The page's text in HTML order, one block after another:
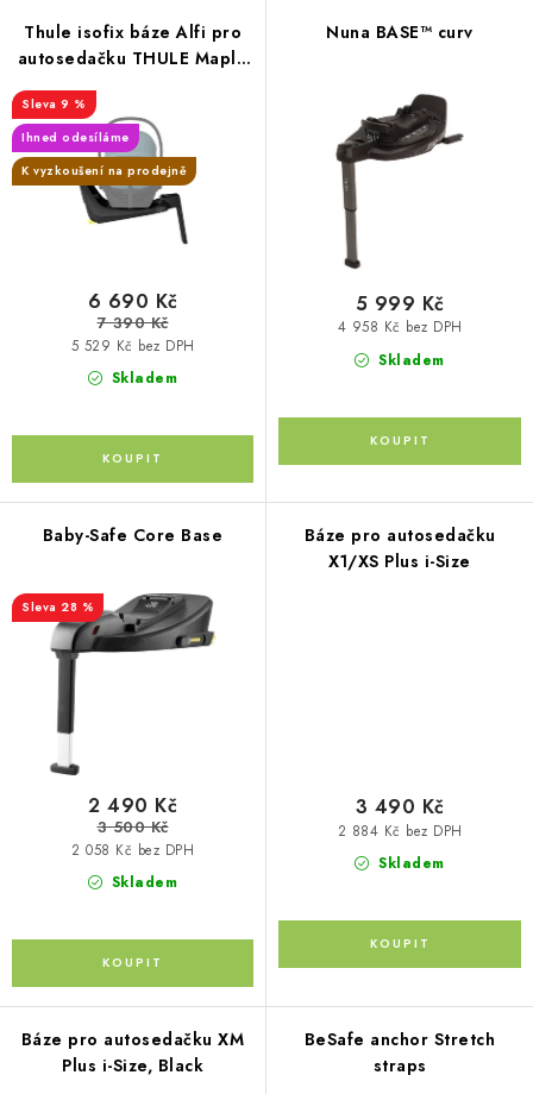
PŮJČOVNA
AKCE
PRO PSY
BOXY NA TAŽNÁ ZAŘÍZENÍ
OSTATNÍ NOSIČE
STŘEŠNÍ KOŠE
AUTOSTANY
Kontakty O nás Doprava a platba
Moje objednávka
Obchodní podmínky
p
r
o
d
u
k
p
r
o
d
Thule isofix báze Alfi pro
autosedačku THULE Maple
9 %
Ihned odesíláme
K vyzkoušení na prodejně
Skladem
5 529 Kč bez DPH
6 690 Kč
7 390 Kč
Nuna BASE™ curv
Skladem
4 958 Kč bez DPH
5 999 Kč
Baby-Safe Core Base
28 %
Skladem
2 058 Kč bez DPH
2 490 Kč
3 500 Kč
Báze pro autosedačku
X1/XS Plus i-Size
Skladem
2 884 Kč bez DPH
3 490 Kč
Báze pro autosedačku XM
Plus i-Size, Black
BeSafe anchor Stretch
straps